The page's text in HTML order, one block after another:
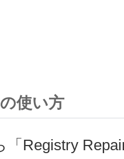
使い方
「Registry